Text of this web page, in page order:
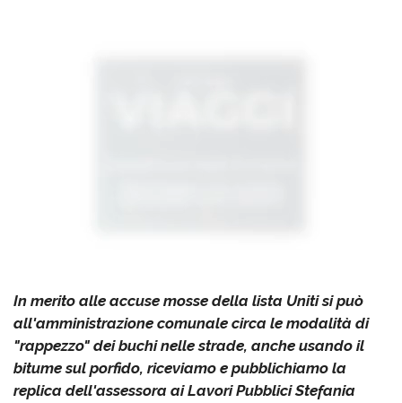
In merito alle accuse mosse della lista Uniti si può
all'amministrazione comunale circa le modalità di
"rappezzo" dei buchi nelle strade, anche usando il
bitume sul porfido, riceviamo e pubblichiamo la
replica dell'assessora ai Lavori Pubblici Stefania